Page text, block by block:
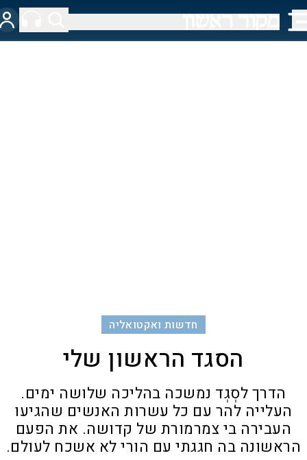
חדשות ואקטואליה
הסגד הראשון שלי
הדרך לסְגְד נמשכה בהליכה שלושה ימים.
העלייה להר עם כל עשרות האנשים שהגיעו
העבירה בי צמרמורת של קדושה. את הפעם
הראשונה בה חגגתי עם הורי לא אשכח לעולם.